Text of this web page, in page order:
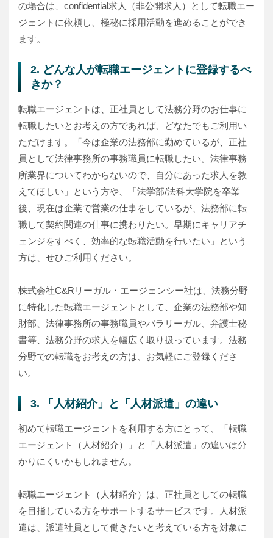
の場合は、confidential求人（非公開求人）として転職エー
ジェントに依頼し、極秘に採用活動を進めることができ
ます。
2. どんな人が転職エージェントに登録するべ
きか？
転職エージェントは、正社員として法務分野のお仕事に
転職したいとお考えの方であれば、どなたでもご利用い
ただけます。「今は企業の法務部に勤めているが、正社
員として法律事務所の事務職員に転職したい。法律事務
所業界についてわからないので、自分にあった求人を教
えてほしい」という方や、「法学部/法科大学院を卒業
後、現在は企業で営業の仕事をしているが、法務部に転
職して契約関連の仕事に携わりたい。早期にキャリアチ
ェンジをすべく、効率的な転職活動を行いたい」という
方は、せひご利用ください。
株式会社C&Rリーガル・エージェンシー社は、法務分野
に特化した転職エージェントとして、企業の法務部や知
財部、法律事務所の事務職員やパラリーガル、弁護士秘
書等、法務分野の求人を幅広く取り扱っています。法務
分野での転職をお考えの方は、お気軽にご登録くださ
い。
3. 「人材紹介」と「人材派遣」の違い
初めて転職エージェントを利用する方にとって、「転職
エージェント（人材紹介）」と「人材派遣」の違いは分
かりにくいかもしれません。
転職エージェント（人材紹介）は、正社員としての転職
を目指している方をサポートするサービスです。人材派
遣は、派遣社員として働きたいと考えている方を対象に